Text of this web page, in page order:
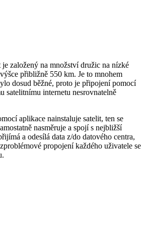
založený na množství družic na nízké
přibližně 550 km. Je to mnohem
dosud běžné, proto je připojení pomocí
satelitnímu internetu nesrovnatelně
aplikace nainstaluje satelit, ten se
nasměruje a spojí s nejbližší
a odesílá data z/do datového centra,
propojení každého uživatele se